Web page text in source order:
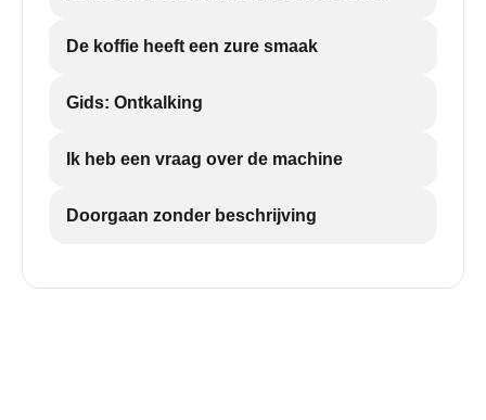
De koffie heeft een zure smaak
Gids: Ontkalking
Ik heb een vraag over de machine
Doorgaan zonder beschrijving